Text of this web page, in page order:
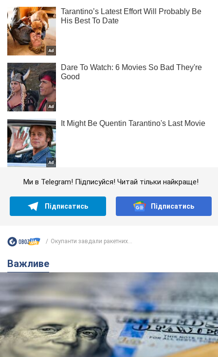
Ми в Telegram! Підписуйся! Читай тільки найкраще!
Підписатись Підписатись
Окупанти завдали ракетних...
Важливе